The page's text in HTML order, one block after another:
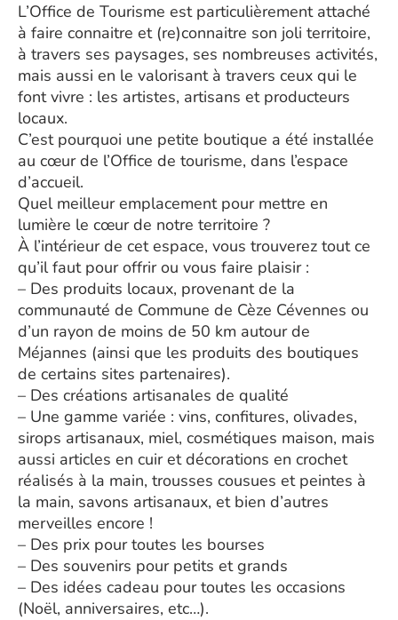
L’Office de Tourisme est particulièrement attaché
à faire connaitre et (re)connaitre son joli territoire,
à travers ses paysages, ses nombreuses activités,
mais aussi en le valorisant à travers ceux qui le
font vivre : les artistes, artisans et producteurs
locaux.
​C’est pourquoi une petite boutique a été installée
au cœur de l’Office de tourisme, dans l’espace
d’accueil.
Quel meilleur emplacement pour mettre en
lumière le cœur de notre territoire ?
À l’intérieur de cet espace, vous trouverez tout ce
qu’il faut pour offrir ou vous faire plaisir :
– Des produits locaux, provenant de la
communauté de Commune de Cèze Cévennes ou
d’un rayon de moins de 50 km autour de
Méjannes (ainsi que les produits des boutiques
de certains sites partenaires).
– Des créations artisanales de qualité
– Une gamme variée : vins, confitures, olivades,
sirops artisanaux, miel, cosmétiques maison, mais
aussi articles en cuir et décorations en crochet
réalisés à la main, trousses cousues et peintes à
la main, savons artisanaux, et bien d’autres
merveilles encore !
– Des prix pour toutes les bourses
– Des souvenirs pour petits et grands
– Des idées cadeau pour toutes les occasions
(Noël, anniversaires, etc…).